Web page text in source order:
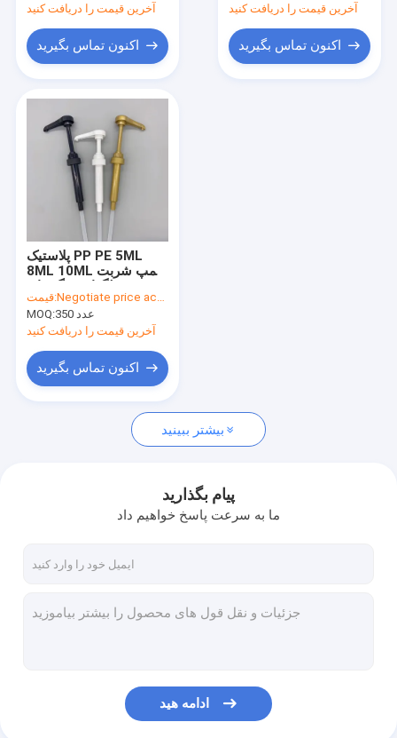
بطری های پمپ بدون هوا
بطری پمپ فوم
بطری های پمپ روغن
پمپ لوسیون آرایشی و بهداشتی
پمپ اسپری پلاستیک
آخرین قیمت را دریافت کنید
اکنون تماس بگیرید
آخرین قیمت را دریافت کنید
اکنون تماس بگیرید
پلاستیک PP PE 5ML
8ML 10ML پمپ شربت
سفارشی درجه غذا
قیمت:Negotiate price according to order quantity
MOQ:
350 عدد
آخرین قیمت را دریافت کنید
اکنون تماس بگیرید
بیشتر ببینید
پیام بگذارید
ما به سرعت پاسخ خواهیم داد
ادامه هید